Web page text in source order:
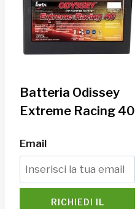
Batteria Odissey
Extreme Racing 40
Email
RICHIEDI IL